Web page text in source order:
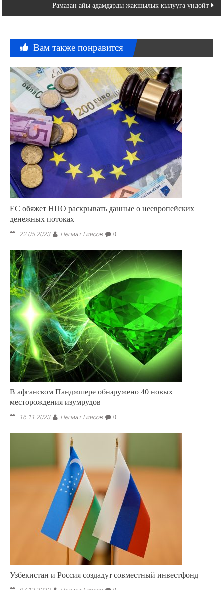
Рамазан айы адамдарды жакшылык кылууга үндөйт
Вам также понравится
ЕС обяжет НПО раскрывать данные о неевропейских
денежных потоках
22.05.2023 Негмат Гиясов 0
В афганском Панджшере обнаружено 40 новых
месторождения изумрудов
16.11.2023 Негмат Гиясов 0
Узбекистан и Россия создадут совместный инвестфонд